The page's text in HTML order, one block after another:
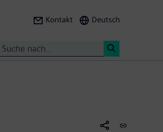
Kontakt Deutsch